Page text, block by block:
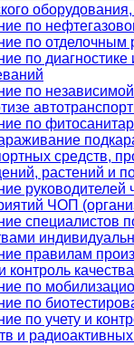
по
по отделочным
по
по независимой
по
средств,
растений и
руководителей
ЧОП
специалистов
правилам
контроль
по
по
по учету и
и